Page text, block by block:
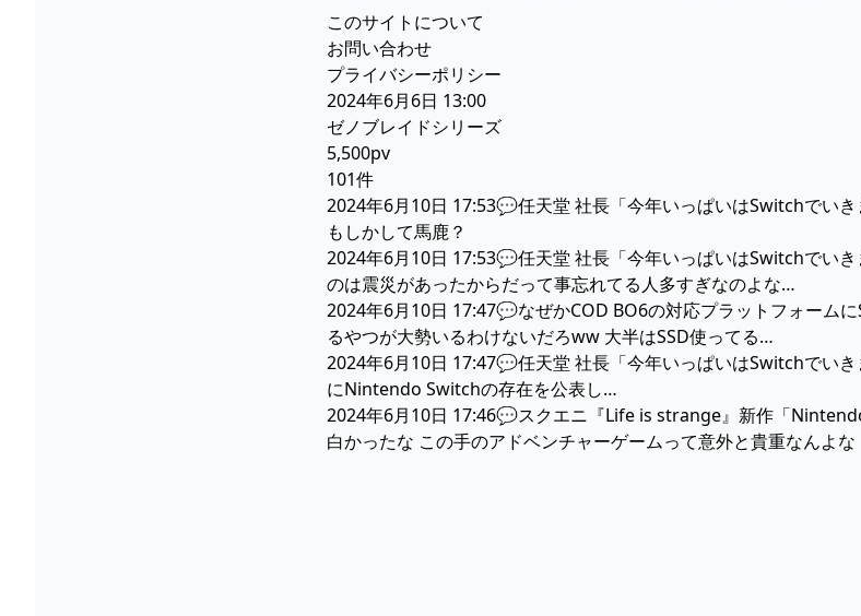
このサイトについて
お問い合わせ
プライバシーポリシー
2024年6月6日 13:00
ゼノブレイドシリーズ
5,500pv
101件
2024年6月10日 17:53💬任天堂 社長「今年いっぱいはSwitchでい
もしかして馬鹿？
2024年6月10日 17:53💬任天堂 社長「今年いっぱいはSwitchでい
のは震災があったからだって事忘れてる人多すぎなのよな…
2024年6月10日 17:47💬なぜかCOD BO6の対応プラットフォーム
るやつが大勢いるわけないだろww 大半はSSD使ってる…
2024年6月10日 17:47💬任天堂 社長「今年いっぱいはSwitchでい
にNintendo Switchの存在を公表し…
2024年6月10日 17:46💬スクエニ『Life is strange』新作「
白かったな この手のアドベンチャーゲームって意外と貴重なんよな